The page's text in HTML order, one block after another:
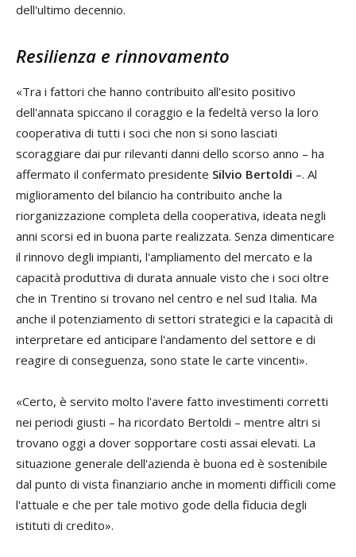
dell'ultimo decennio.
Resilienza e rinnovamento
«Tra i fattori che hanno contribuito all'esito positivo
dell'annata spiccano il coraggio e la fedeltà verso la loro
cooperativa di tutti i soci che non si sono lasciati
scoraggiare dai pur rilevanti danni dello scorso anno – ha
affermato il confermato presidente Silvio Bertoldi –. Al
miglioramento del bilancio ha contribuito anche la
riorganizzazione completa della cooperativa, ideata negli
anni scorsi ed in buona parte realizzata. Senza dimenticare
il rinnovo degli impianti, l'ampliamento del mercato e la
capacità produttiva di durata annuale visto che i soci oltre
che in Trentino si trovano nel centro e nel sud Italia. Ma
anche il potenziamento di settori strategici e la capacità di
interpretare ed anticipare l'andamento del settore e di
reagire di conseguenza, sono state le carte vincenti».
«Certo, è servito molto l'avere fatto investimenti corretti
nei periodi giusti – ha ricordato Bertoldi – mentre altri si
trovano oggi a dover sopportare costi assai elevati. La
situazione generale dell'azienda è buona ed è sostenibile
dal punto di vista finanziario anche in momenti difficili come
l'attuale e che per tale motivo gode della fiducia degli
istituti di credito».